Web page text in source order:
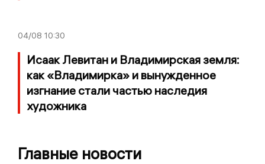
04/08 10:30
Исаак Левитан и Владимирская земля:
как «Владимирка» и вынужденное
изгнание стали частью наследия
художника
Главные новости